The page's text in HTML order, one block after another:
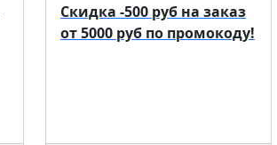
Скидка -500 руб на заказ
от 5000 руб по промокоду!